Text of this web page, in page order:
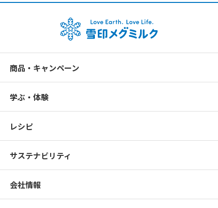
商品・キャンペーン
学ぶ・体験
レシピ
サステナビリティ
会社情報